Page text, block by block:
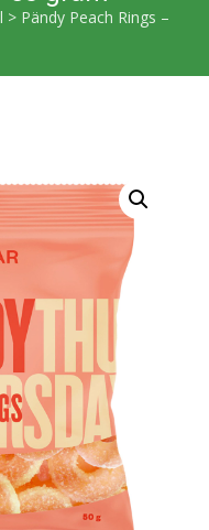
> Pändy Peach Rings –